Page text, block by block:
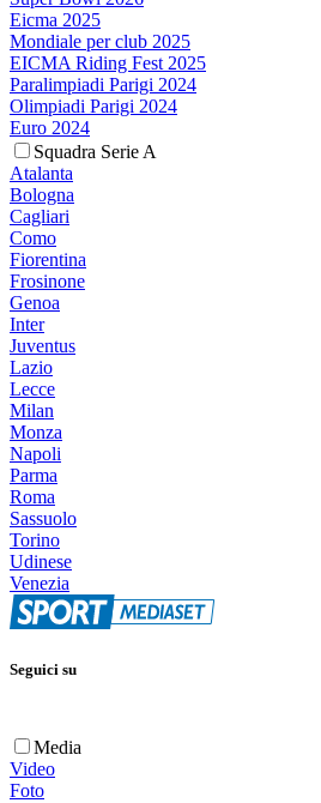
Eicma 2025
Mondiale per club 2025
EICMA Riding Fest 2025
Paralimpiadi Parigi 2024
Olimpiadi Parigi 2024
Euro 2024
Squadra Serie A
Atalanta
Bologna
Cagliari
Como
Fiorentina
Frosinone
Genoa
Inter
Juventus
Lazio
Lecce
Milan
Monza
Napoli
Parma
Roma
Sassuolo
Torino
Udinese
Venezia
Seguici su
Media
Video
Foto